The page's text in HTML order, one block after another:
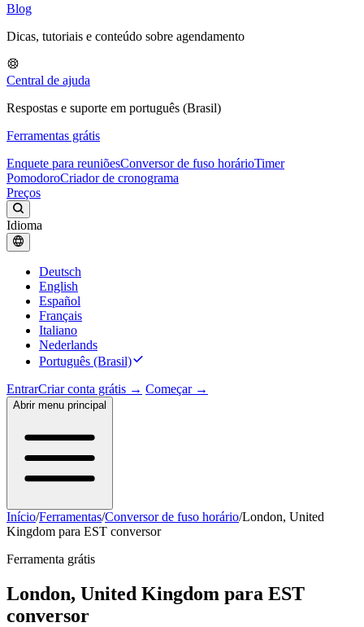
Blog
Dicas, tutoriais e conteúdo sobre agendamento
Central de ajuda
Respostas e suporte em português (Brasil)
Ferramentas grátis
Enquete para reuniõesConversor de fuso horárioTimer
PomodoroCriador de cronograma
Preços
Idioma
Deutsch
English
Español
Français
Italiano
Nederlands
Português (Brasil)
EntrarCriar conta grátis → Começar →
Abrir menu principal
Início/Ferramentas/Conversor de fuso horário/London, United
Kingdom para EST conversor
Ferramenta grátis
London, United Kingdom para EST
conversor